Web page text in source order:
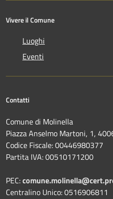
Vivere il Comune
Luoghi
Eventi
Contatti
Comune di Molinella
Piazza Anselmo Martoni, 1,
Codice Fiscale: 00446980377
Partita IVA: 00510171200
PEC:
Centralino Unico: 0516906811